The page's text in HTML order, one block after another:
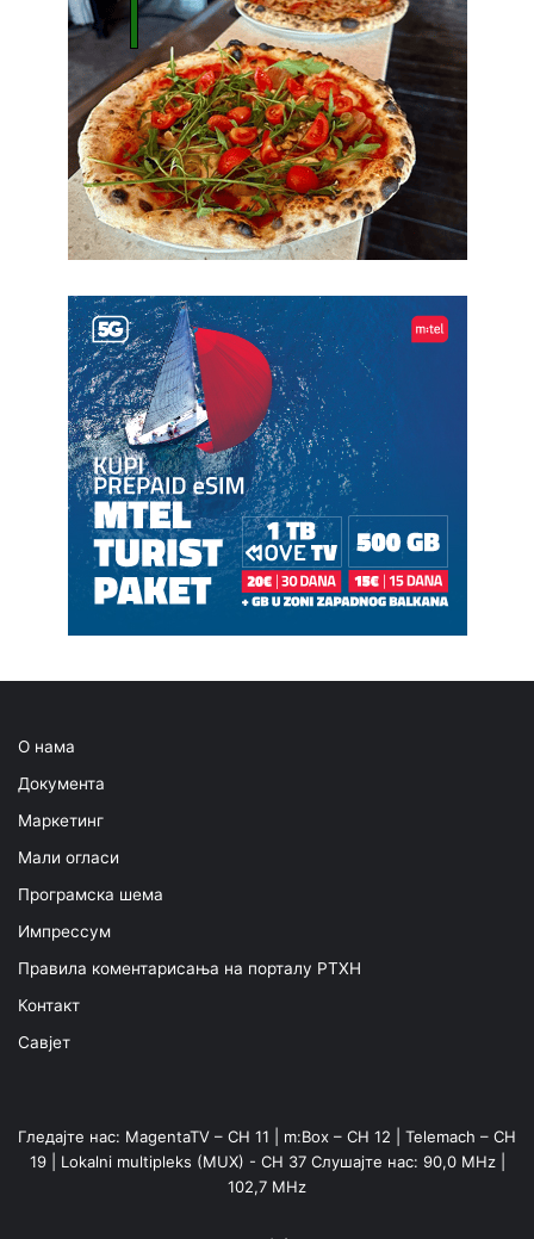
О нама
Документа
Маркетинг
Мали огласи
Програмска шема
Импрессум
Правила коментарисања на порталу РТХН
Контакт
Савјет
Гледајте нас: MagentaTV – CH 11 | m:Box – CH 12 | Telemach – CH
19 | Lokalni multipleks (MUX) - CH 37 Слушајте нас: 90,0 MHz |
102,7 MHz